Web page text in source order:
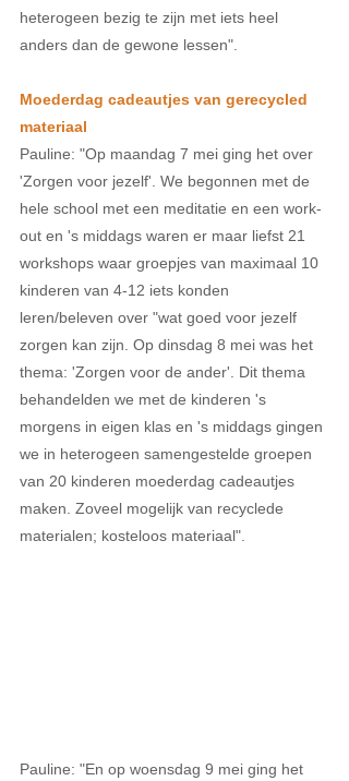
heterogeen bezig te zijn met iets heel
anders dan de gewone lessen".
Moederdag cadeautjes van gerecycled
materiaal
Pauline: "Op maandag 7 mei ging het over
'Zorgen voor jezelf'. We begonnen met de
hele school met een meditatie en een work-
out en 's middags waren er maar liefst 21
workshops waar groepjes van maximaal 10
kinderen van 4-12 iets konden
leren/beleven over "wat goed voor jezelf
zorgen kan zijn. Op dinsdag 8 mei was het
thema: 'Zorgen voor de ander'. Dit thema
behandelden we met de kinderen 's
morgens in eigen klas en 's middags gingen
we in heterogeen samengestelde groepen
van 20 kinderen moederdag cadeautjes
maken. Zoveel mogelijk van recyclede
materialen; kosteloos materiaal".
Pauline: "En op woensdag 9 mei ging het